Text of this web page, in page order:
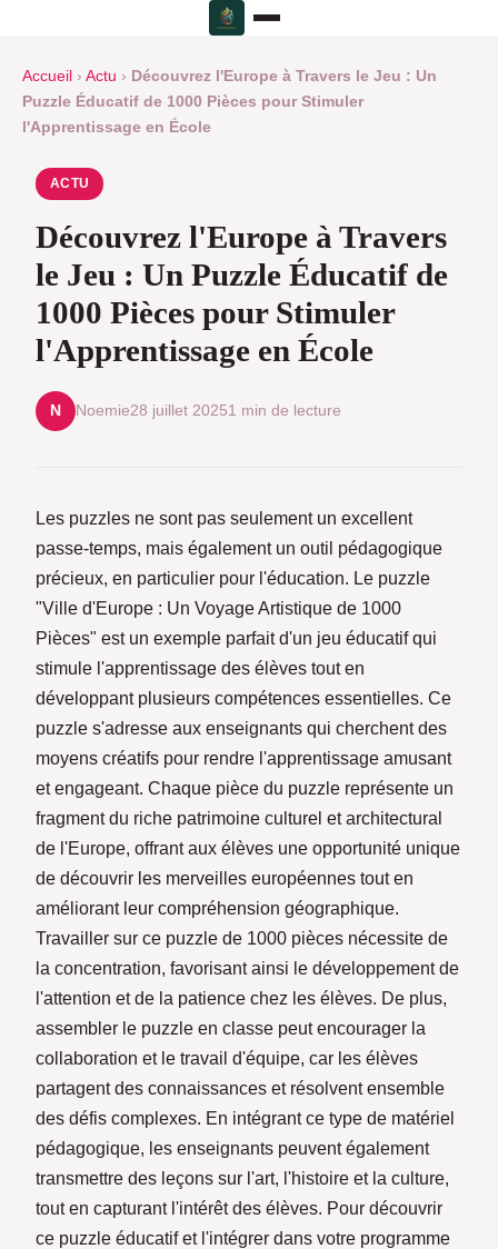
Accueil › Actu › Découvrez l'Europe à Travers le Jeu : Un
Puzzle Éducatif de 1000 Pièces pour Stimuler
l'Apprentissage en École
ACTU
Découvrez l'Europe à Travers
le Jeu : Un Puzzle Éducatif de
1000 Pièces pour Stimuler
l'Apprentissage en École
N Noemie28 juillet 20251 min de lecture
Les puzzles ne sont pas seulement un excellent
passe-temps, mais également un outil pédagogique
précieux, en particulier pour l'éducation. Le puzzle
"Ville d'Europe : Un Voyage Artistique de 1000
Pièces" est un exemple parfait d'un jeu éducatif qui
stimule l'apprentissage des élèves tout en
développant plusieurs compétences essentielles. Ce
puzzle s'adresse aux enseignants qui cherchent des
moyens créatifs pour rendre l'apprentissage amusant
et engageant. Chaque pièce du puzzle représente un
fragment du riche patrimoine culturel et architectural
de l'Europe, offrant aux élèves une opportunité unique
de découvrir les merveilles européennes tout en
améliorant leur compréhension géographique.
Travailler sur ce puzzle de 1000 pièces nécessite de
la concentration, favorisant ainsi le développement de
l'attention et de la patience chez les élèves. De plus,
assembler le puzzle en classe peut encourager la
collaboration et le travail d'équipe, car les élèves
partagent des connaissances et résolvent ensemble
des défis complexes. En intégrant ce type de matériel
pédagogique, les enseignants peuvent également
transmettre des leçons sur l'art, l'histoire et la culture,
tout en capturant l'intérêt des élèves. Pour découvrir
ce puzzle éducatif et l'intégrer dans votre programme